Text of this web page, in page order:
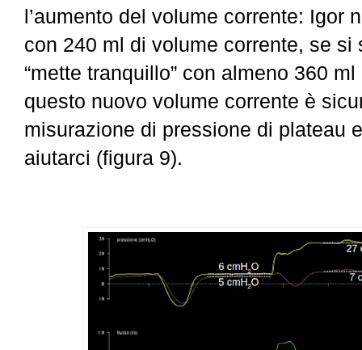
l’aumento del volume corrente: Igor
con 240 ml di volume corrente, se si
“mette tranquillo” con almeno 360
questo nuovo volume corrente è
misurazione di pressione di plateau
aiutarci (figura 9).